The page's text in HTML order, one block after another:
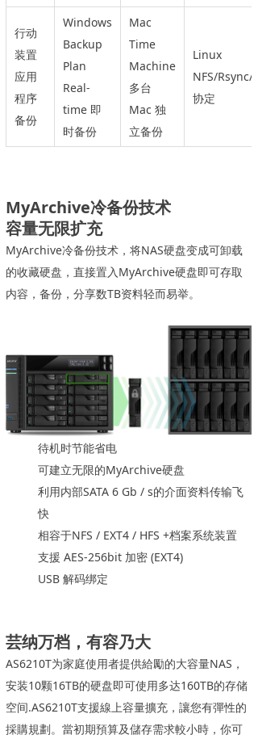
行动
装置
应用
程序
备份
Windows
Backup
Plan
Real-
time 即
时备份
Mac
Time
Machine
多台
Mac 独
立备份
Linux
NFS/Rsync/
协定
MyArchive冷备份技术
容量无限扩充
MyArchive冷备份技术，将NAS硬盘变成可卸载
的收藏硬盘，直接置入MyArchive硬盘即可存取
内容，备份，分享数TB资料轻而易举。
待机时节能省电
可建立无限的MyArchive硬盘
利用内部SATA 6 Gb / s的介面资料传输飞
快
相容于NFS / EXT4 / HFS +档案系统装置
支援 AES-256bit 加密 (EXT4)
USB 解码绑定
芸纳万档，有容乃大
AS6210T为家庭使用者提供給勵的大容量NAS，
安装10颗16TB的硬盘即可使用多达160TB的存储
空间.AS6210T支援線上容量擴充，讓您有彈性的
採購規劃。當初期預算及儲存需求較小時，你可